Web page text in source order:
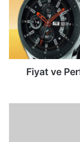
Akıllı
Saatler
2022
Fiyat ve